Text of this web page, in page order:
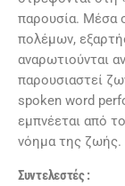
παρουσία. Μέσα
πολέμων,
αναρωτιούνται
παρουσιαστεί
spoken word
εμπνέεται από
νόημα της ζωής.
Συντελεστές :